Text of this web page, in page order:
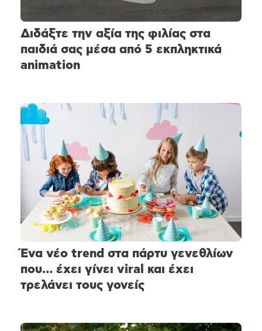
Διδάξτε την αξία της φιλίας στα
παιδιά σας μέσα από 5 εκπληκτικά
animation
Ένα νέο trend στα πάρτυ γενεθλίων
που… έχει γίνει viral και έχει
τρελάνει τους γονείς